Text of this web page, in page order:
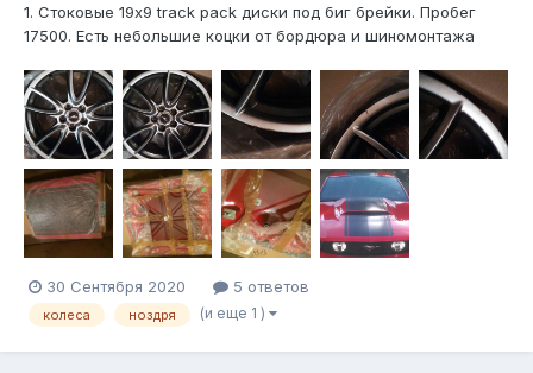
1. Стоковые 19x9 track pack диски под биг брейки. Пробег
17500. Есть небольшие коцки от бордюра и шиномонтажа
30 тыр. 2. Ноздрю капота oem'ную. (для 2010-2012 капотов) -
5тыс. 3....
30 Сентября 2020 5 ответов
колеса ноздря (и еще 1 )